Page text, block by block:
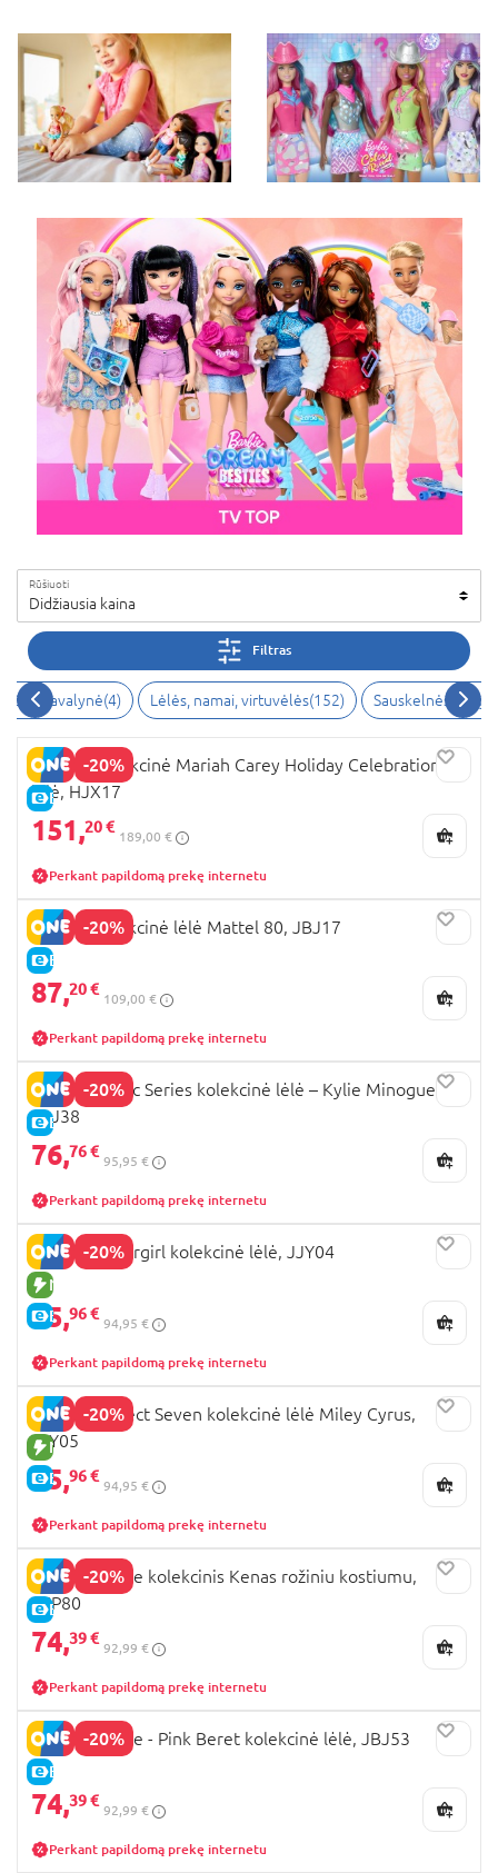
Rūšiuoti
Didžiausia kaina
Filtras
ir avalynė(4) Lėlės, namai, virtuvėlės(152) Sauskelnės ir
-20%
E-KAINA
BARBIE Kolekcinė Mariah Carey Holiday Celebration
lėlė, HJX17
151,20 €
189,00 €
Perkant papildomą prekę internetu
-20%
E-KAINA
BARBIE kolekcinė lėlė Mattel 80, JBJ17
87,20 €
109,00 €
Perkant papildomą prekę internetu
-20%
E-KAINA
BARBIE Music Series kolekcinė lėlė – Kylie Minogue,
JBJ38
76,76 €
95,95 €
Perkant papildomą prekę internetu
-20%
NAUJA PREKĖ
E-KAINA
BARBIE Supergirl kolekcinė lėlė, JJY04
75,96 €
94,95 €
Perkant papildomą prekę internetu
-20%
NAUJA PREKĖ
E-KAINA
BARBIE Project Seven kolekcinė lėlė Miley Cyrus,
JJY05
75,96 €
94,95 €
Perkant papildomą prekę internetu
-20%
E-KAINA
BARBIE Movie kolekcinis Kenas rožiniu kostiumu,
JCP80
74,39 €
92,99 €
Perkant papildomą prekę internetu
-20%
E-KAINA
BARBIE Movie - Pink Beret kolekcinė lėlė, JBJ53
74,39 €
92,99 €
Perkant papildomą prekę internetu